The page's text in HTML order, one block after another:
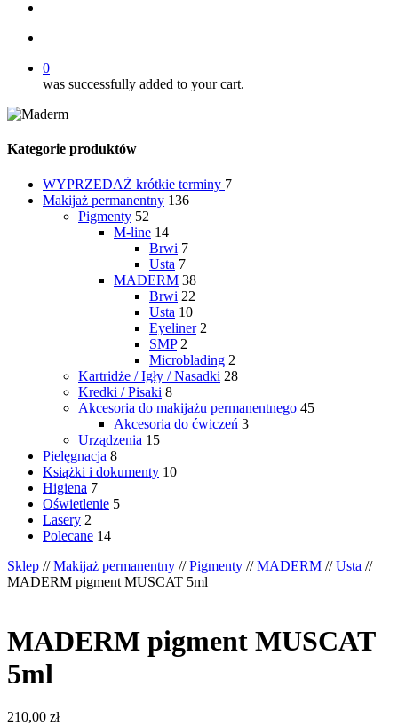
0
was successfully added to your cart.
Kategorie produktów
WYPRZEDAŻ krótkie terminy 7
Makijaż permanentny 136
Pigmenty 52
M-line 14
Brwi 7
Usta 7
MADERM 38
Brwi 22
Usta 10
Eyeliner 2
SMP 2
Microblading 2
Kartridże / Igły / Nasadki 28
Kredki / Pisaki 8
Akcesoria do makijażu permanentnego 45
Akcesoria do ćwiczeń 3
Urządzenia 15
Pielęgnacja 8
Książki i dokumenty 10
Higiena 7
Oświetlenie 5
Lasery 2
Polecane 14
Sklep //Makijaż permanentny //Pigmenty //MADERM //Usta //
MADERM pigment MUSCAT 5ml
MADERM pigment MUSCAT
5ml
210,00 zł